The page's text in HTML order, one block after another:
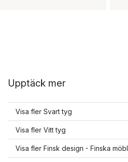
Upptäck mer
Visa fler Svart tyg
Visa fler Vitt tyg
Visa fler Finsk design - Finska